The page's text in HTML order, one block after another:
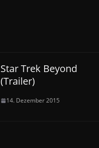
Star Trek Beyond
(Trailer)
14. Dezember 2015